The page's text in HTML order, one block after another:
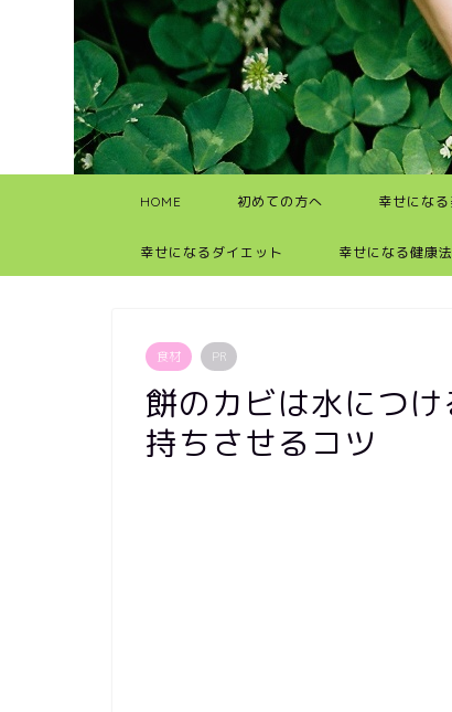
HOME 初めての方へ 幸せにな
幸せになるダイエット 幸せになる健康法
食材 PR
餅のカビは水につ
持ちさせるコツ